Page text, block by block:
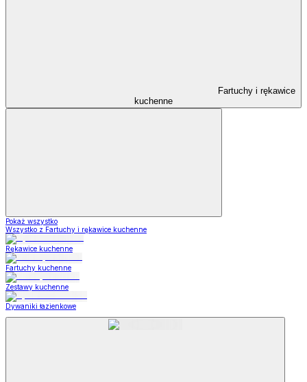
Fartuchy i rękawice
kuchenne
Pokaż wszystko
Wszystko z Fartuchy i rękawice kuchenne
Rękawice kuchenne
Fartuchy kuchenne
Zestawy kuchenne
Dywaniki łazienkowe